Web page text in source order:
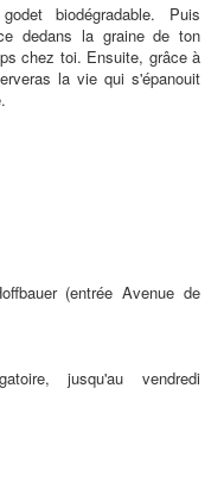
biodégradable. Puis
dedans la graine de ton
chez toi. Ensuite, grâce à
la vie qui s'épanouit
(entrée Avenue de
jusqu'au vendredi